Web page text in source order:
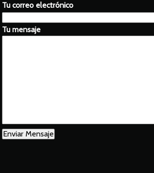
Tu correo electrónico
Tu mensaje